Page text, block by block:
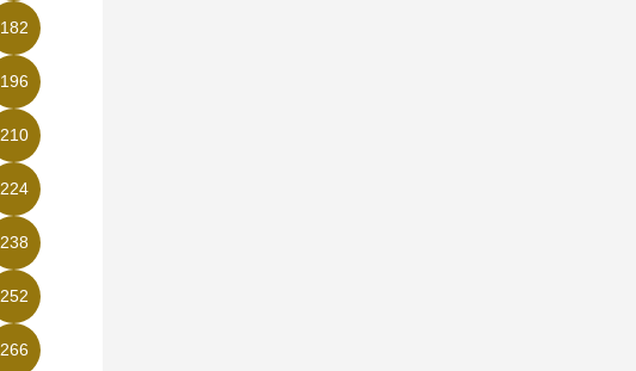
182
196
210
224
238
252
266